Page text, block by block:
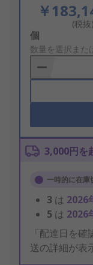
￥
(税抜)
Add
to
Basket
個
数量を選択また
3,000円を
一時的に在庫
3 は 2026
5 は 2026
「配達日を
送の詳細が表